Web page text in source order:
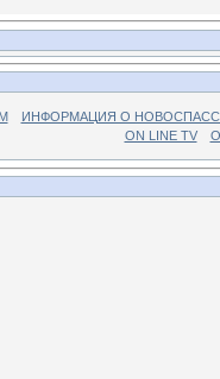
ИНФОРМАЦИЯ О
ON LINE TV